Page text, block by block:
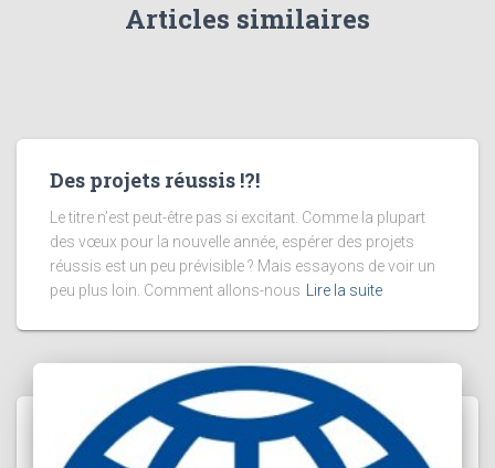
Articles similaires
Des projets réussis !?!
Le titre n’est peut-être pas si excitant. Comme la plupart
des vœux pour la nouvelle année, espérer des projets
réussis est un peu prévisible ? Mais essayons de voir un
peu plus loin. Comment allons-nous
Lire la suite